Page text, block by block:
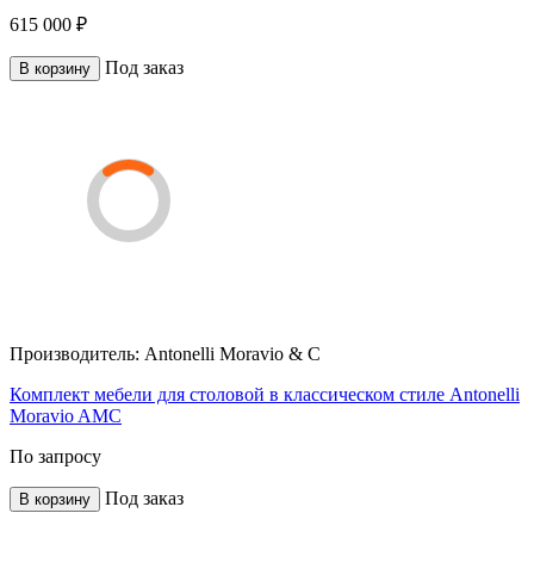
615 000 ₽
В корзину Под заказ
Производитель: Antonelli Moravio & C
Комплект мебели для столовой в классическом стиле Antonelli
Moravio AMC
По запросу
В корзину Под заказ